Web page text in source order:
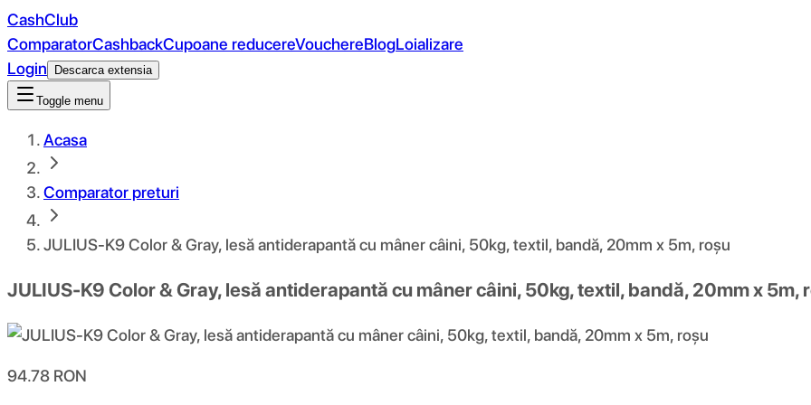
CashClub
ComparatorCashbackCupoane reducereVouchereBlogLoializare
Login
Descarca extensia
Toggle menu
Acasa
Comparator preturi
JULIUS-K9 Color & Gray, lesă antiderapantă cu mâner câini, 50kg, textil, bandă, 20mm x 5m, roșu
JULIUS-K9 Color & Gray, lesă antiderapantă cu mâner câini, 50kg, textil, bandă, 20mm x 5m,
94.78 RON